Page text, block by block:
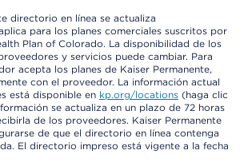
directorio en línea se actualiza
para los planes comerciales suscritos por
Plan of Colorado. La disponibilidad de los
y servicios puede cambiar. Para
acepta los planes de Kaiser Permanente,
con el proveedor. La información actual
está disponible en kp.org/locations (haga clic
se actualiza en un plazo de 72 horas
de los proveedores. Kaiser Permanente
de que el directorio en línea contenga
El directorio impreso está vigente a la fecha